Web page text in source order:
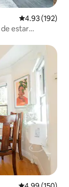
Calificación
4.93 (192)
estar